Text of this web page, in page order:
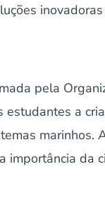
pela
estudantes a
marinhos.
importância da